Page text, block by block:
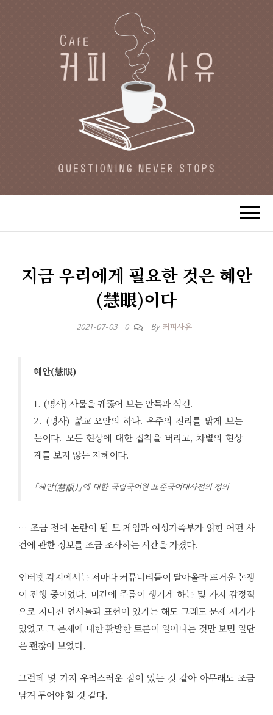
CAFE 커피사유
카페지기 커피사유의 커피와 사유(思
惟)가 있는 공간.
지금 우리에게 필요한 것은 혜안
(慧眼)이다
2021-07-03 0 By 커피사유
혜안(慧眼)
1. (명사) 사물을 궤뚫어 보는 안목과 식견.
2. (명사) 불교오안의 하나. 우주의 진리를 밝게 보는
눈이다. 모든 현상에 대한 집착을 버리고, 차별의 현상
계를 보지 않는 지혜이다.
「혜안(慧眼)」에 대한 국립국어원 표준국어대사전의 정의
… 조금 전에 논란이 된 모 게임과 여성가족부가 얽힌 어떤 사
건에 관한 정보를 조금 조사하는 시간을 가졌다.
인터넷 각지에서는 저마다 커뮤니티들이 달아올라 뜨거운 논쟁
이 진행 중이었다. 미간에 주름이 생기게 하는 몇 가지 감정적
으로 지나친 언사들과 표현이 있기는 해도 그래도 문제 제기가
있었고 그 문제에 대한 활발한 토론이 일어나는 것만 보면 일단
은 괜찮아 보였다.
그런데 몇 가지 우려스러운 점이 있는 것 같아 아무래도 조금
남겨 두어야 할 것 같다.